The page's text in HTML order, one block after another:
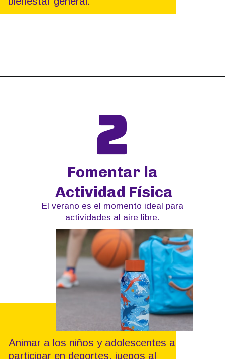
2
Fomentar la
Actividad Física
El verano es el momento ideal para
actividades al aire libre.
Animar a los niños y adolescentes a
participar en deportes, juegos al